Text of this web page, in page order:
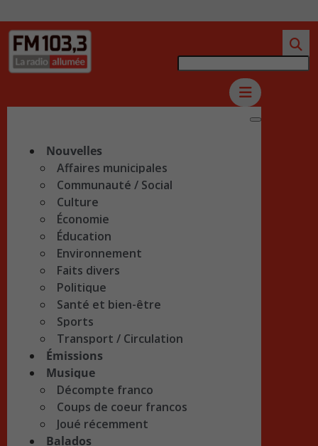
Nouvelles
Affaires municipales
Communauté / Social
Culture
Économie
Éducation
Environnement
Faits divers
Politique
Santé et bien-être
Sports
Transport / Circulation
Émissions
Musique
Décompte franco
Coups de coeur francos
Joué récemment
Balados